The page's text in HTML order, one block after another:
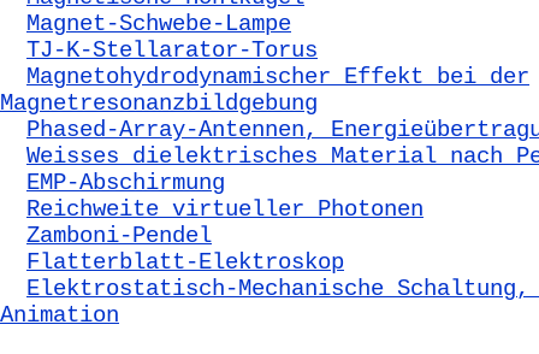
Magnet-Schwebe-Lampe
TJ-K-Stellarator-Torus
Magnetohydrodynamischer Effekt bei der
Magnetresonanzbildgebung
Phased-Array-Antennen,
Weisses dielektrisches Material nach
EMP-Abschirmung
Reichweite virtueller Photonen
Zamboni-Pendel
Flatterblatt-Elektroskop
Elektrostatisch-Mechanische
Animation